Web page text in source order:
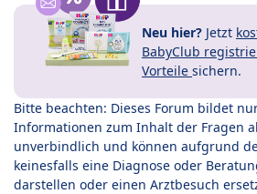
Neu hier? Jetzt
BabyClub
Vorteile sichern.
Bitte beachten: Dieses Forum bildet
Informationen zum Inhalt der Fragen
unverbindlich und können aufgrund
keinesfalls eine Diagnose oder
darstellen oder einen Arztbesuch